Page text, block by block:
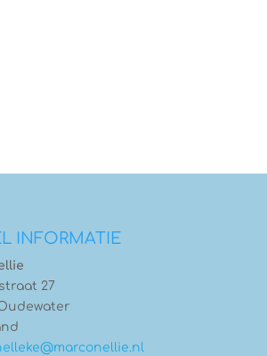
INFORMATIE
27